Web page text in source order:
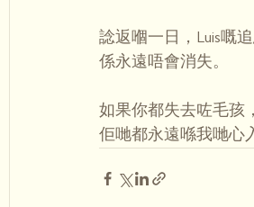
諗返嗰一日，Luis嘅
係永遠唔會消失。
如果你都失去咗毛孩
佢哋都永遠喺我哋心